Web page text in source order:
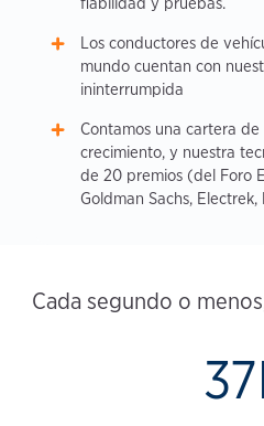
Los conductores de
mundo cuentan con
ininterrumpida
Contamos una cartera
crecimiento, y nuestra
de 20 premios (del Foro
Goldman Sachs, Electrek,
Cada segundo o